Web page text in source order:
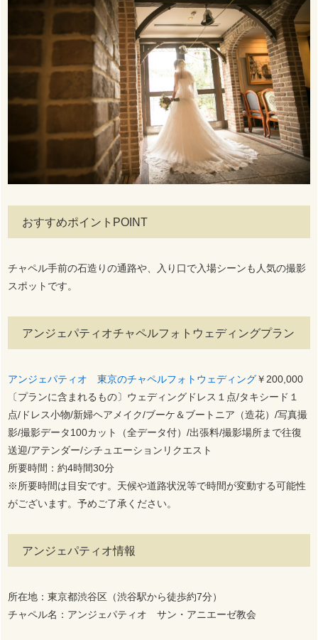
おすすめポイントPOINT
チャペル手前の石造りの通路や、入り口で入場シーンも人気の撮影
スポットです。
アンジェパティオチャペルフォトウェディングプラン
アンジェパティオ 東京のチャペルフォトウェディング￥200,000
〔プランに含まれるもの〕ウェディングドレス１点/タキシード１
点/ドレス小物/新婦ヘアメイク/ブーケ＆ブートニア（造花）/写真撮
影/撮影データ100カット（全データ付）/出張料/撮影場所まで往復
送迎/アテンダー/シチュエーションリクエスト
所要時間：約4時間30分
※所要時間は目安です。天候や道路状況等で時間が変動する可能性
がございます。予めご了承ください。
アンジェパティオ情報
所在地：東京都渋谷区（渋谷駅から徒歩約7分）
チャペル名：アンジェパティオ サン・アニエーゼ教会